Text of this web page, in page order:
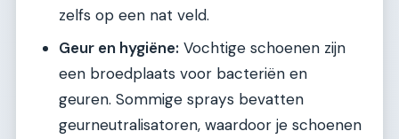
zelfs op een nat veld.
Geur en hygiëne: Vochtige schoenen zijn
een broedplaats voor bacteriën en
geuren. Sommige sprays bevatten
geurneutralisatoren, waardoor je schoenen